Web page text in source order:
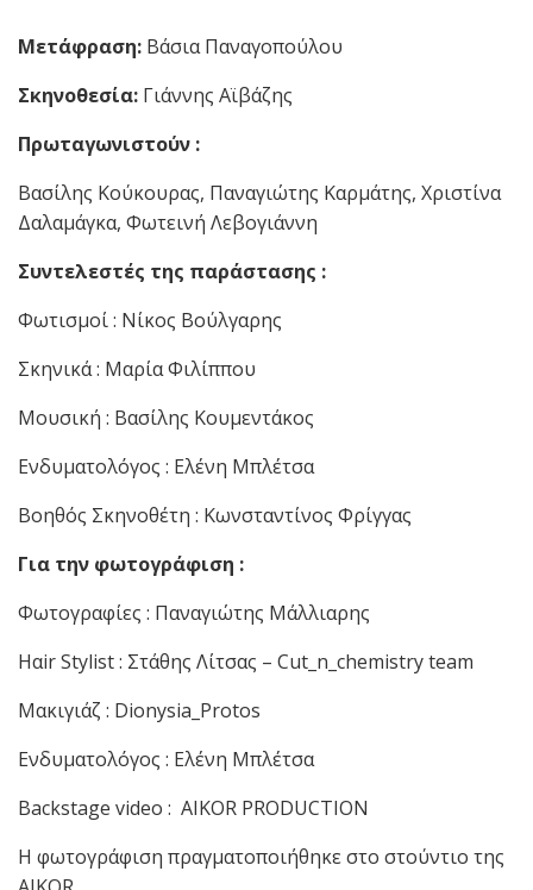
Μετάφραση: Βάσια Παναγοπούλου
Σκηνοθεσία: Γιάννης Αϊβάζης
Πρωταγωνιστούν :
Βασίλης Κούκουρας, Παναγιώτης Καρμάτης, Χριστίνα
Δαλαμάγκα, Φωτεινή Λεβογιάννη
Συντελεστές της παράστασης :
Φωτισμοί : Νίκος Βούλγαρης
Σκηνικά : Μαρία Φιλίππου
Μουσική : Βασίλης Κουμεντάκος
Ενδυματολόγος : Ελένη Μπλέτσα
Βοηθός Σκηνοθέτη : Κωνσταντίνος Φρίγγας
Για την φωτογράφιση :
Φωτογραφίες : Παναγιώτης Μάλλιαρης
Ηαir Stylist : Στάθης Λίτσας – Cut_n_chemistry team
Mακιγιάζ : Dionysia_Protos
Eνδυματολόγος : Ελένη Μπλέτσα
Backstage video : AIKOR PRODUCTION
Η φωτογράφιση πραγματοποιήθηκε στο στούντιο της